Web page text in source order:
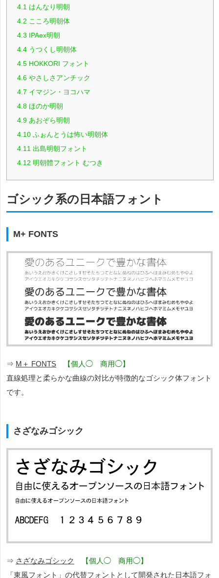
4.1 はんなり明朝
4.2 こころ明朝体
4.3 IPAex明朝
4.4 うつくし明朝体
4.5 HOKKORI フォント
4.6 やさしさアンチック
4.7 イマジン・ヨコハマ
4.8 ほのか明朝
4.9 あおぞら明朝
4.10 ふぉんとうは怖い明朝体
4.11 出島明朝フォント
4.12 明朝體フォント むつき
ゴシック系の日本語フォント
M+ FONTS
⇒ M＋ FONTS
【個人◯ 商用◯】
直線処理と柔らかな曲線の対比が特徴的なゴシック体フォント
です。
さざなみゴシック
⇒ さざなみゴシック
【個人◯ 商用◯】
「東風フォント」の代替フォントとして開発された日本語フォ